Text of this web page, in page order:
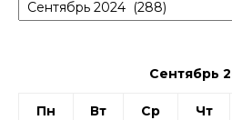
Сентябрь
Пн Вт Ср Чт